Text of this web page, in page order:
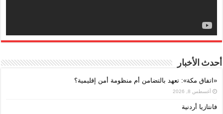
أحدث الأخبار
«اتفاق مكة»: تعهد بالتضامن أم منظومة أمن إقليمية؟
أغسطس 8, 2026
فانتازيا أردنية